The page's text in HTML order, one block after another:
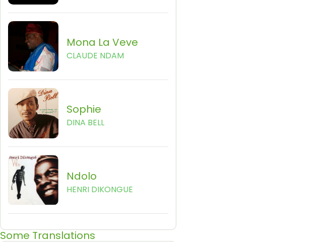
Mona La Veve
CLAUDE NDAM
Sophie
DINA BELL
Ndolo
HENRI DIKONGUE
Some Translations